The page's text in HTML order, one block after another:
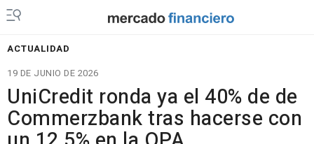
ACTUALIDAD
19 DE JUNIO DE 2026
UniCredit ronda ya el 40% de de
Commerzbank tras hacerse con